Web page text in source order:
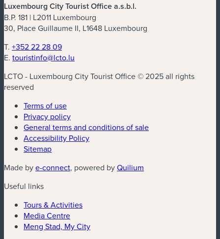
Luxembourg City Tourist Office a.s.b.l.
B.P. 181 | L2011 Luxembourg
30, Place Guillaume II, L1648 Luxembourg
T. +352 22 28 09
E. touristinfo@lcto.lu
LCTO - Luxembourg City Tourist Office © 2025 all rights
reserved
Terms of use
Privacy policy
General terms and conditions of sale
Accessibility Policy
Sitemap
Made bye-connect, powered byQuilium
Useful links
Tours & Activities
Media Centre
Meng Stad, My City